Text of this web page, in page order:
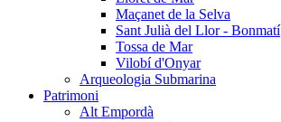
Maçanet de la Selva
Sant Julià del Llor - Bonmatí
Tossa de Mar
Vilobí d'Onyar
Arqueologia Submarina
Patrimoni
Alt Empordà